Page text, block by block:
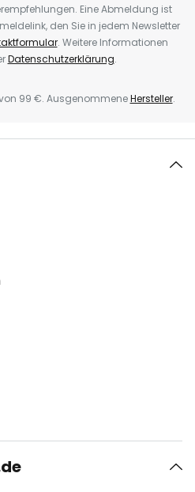
Eine Abmeldung ist
den Sie in jedem Newsletter
. Weitere Informationen
Datenschutzerklärung.
99 €. AusgenommeneHersteller.